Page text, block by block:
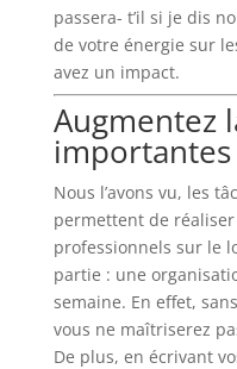
passera- t’il si je dis
de votre énergie sur
avez un impact.
Augmentez
Nous l’avons vu, les
permettent de
professionnels sur le
partie : une
semaine. En effet,
vous ne maîtriserez
De plus, en écrivant